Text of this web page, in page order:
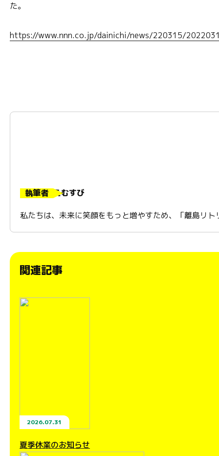
た。
https://www.nnn.co.jp/dainichi/news/220315/
執筆者 えむすび
私たちは、未来に笑顔をもっと増やすため、「離島リ
関連記事
2026.07.31
夏季休業のお知らせ